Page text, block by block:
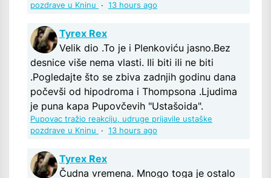
pozdrave u Kninu
· 13 hours ago
Tyrex Rex
Velik dio .To je i Plenkoviću jasno.Bez
desnice više nema vlasti. Ili biti ili ne biti
.Pogledajte što se zbiva zadnjih godinu dana
počevši od hipodroma i Thompsona .Ljudima
je puna kapa Pupovčevih "Ustašoida".
Pupovac tražio reakciju, udruge prijavile ustaške
pozdrave u Kninu
· 13 hours ago
Tyrex Rex
Čudna vremena. Mnogo toga je ostalo